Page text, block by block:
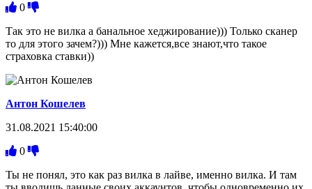
0
Так это не вилка а банальное хеджирование))) Только сканер
то для этого зачем?))) Мне кажется,все знают,что такое
страховка ставки))
Антон Кошелев
31.08.2021 15:40:00
0
Ты не понял, это как раз вилка в лайве, именно вилка. И там